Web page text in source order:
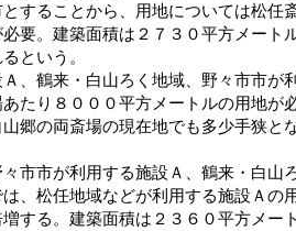
することから、用地については松任
要。建築面積は２７３０平方メート
という。
、鶴来・白山ろく地域、野々市市が
たり８０００平方メートルの用地が
郷の両斎場の現在地でも多少手狭と
市市が利用する施設Ａ、鶴来・白山
、松任地域などが利用する施設Ａの
する。建築面積は２３６０平方メー